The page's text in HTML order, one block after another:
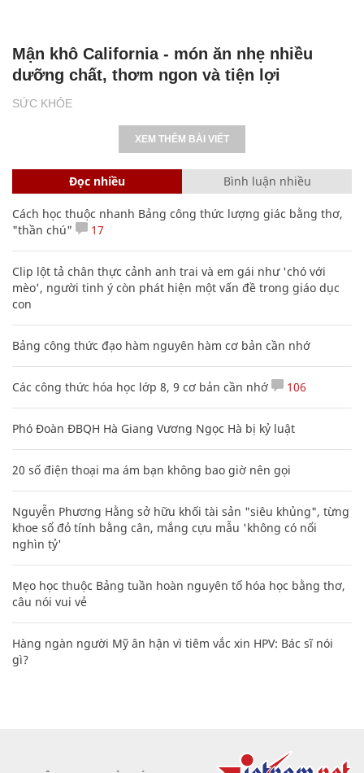
SỨC KHỎE
Mận khô California - món ăn nhẹ nhiều
dưỡng chất, thơm ngon và tiện lợi
XEM THÊM BÀI VIẾT
Đọc nhiều Bình luận nhiều
Cách học thuộc nhanh Bảng công thức lượng giác bằng thơ,
"thần chú"
17
Clip lột tả chân thực cảnh anh trai và em gái như 'chó với
mèo', người tinh ý còn phát hiện một vấn đề trong giáo dục
con
Bảng công thức đạo hàm nguyên hàm cơ bản cần nhớ
Các công thức hóa học lớp 8, 9 cơ bản cần nhớ 106
Phó Đoàn ĐBQH Hà Giang Vương Ngọc Hà bị kỷ luật
20 số điện thoại ma ám bạn không bao giờ nên gọi
Nguyễn Phương Hằng sở hữu khối tài sản "siêu khủng", từng
khoe sổ đỏ tính bằng cân, mắng cựu mẫu 'không có nổi
nghìn tỷ'
Mẹo học thuộc Bảng tuần hoàn nguyên tố hóa học bằng thơ,
câu nói vui vẻ
Hàng ngàn người Mỹ ân hận vì tiêm vắc xin HPV: Bác sĩ nói
gì?